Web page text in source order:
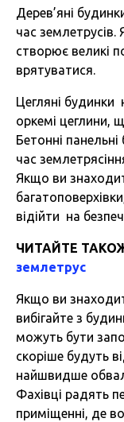
Дерев’яні
час
створює великі
врятуватися.
Цегляні будинки
оркемі цеглини,
Бетонні
час
Якщо ви
відійти на
ЧИТАЙТЕ
землетрус
Якщо ви
вибігайте з
можуть бути
скоріше будуть
найшвидше
Фахівці радять
приміщенні, де